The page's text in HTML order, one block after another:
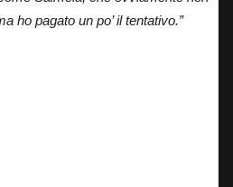
ho pagato un po’ il tentativo.”